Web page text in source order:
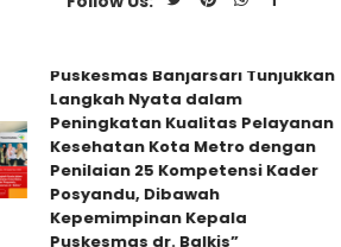
Puskesmas Banjarsari Tunjukkan
Langkah Nyata dalam
Peningkatan Kualitas Pelayanan
Kesehatan Kota Metro dengan
Penilaian 25 Kompetensi Kader
Posyandu, Dibawah
Kepemimpinan Kepala
Puskesmas dr. Balkis”